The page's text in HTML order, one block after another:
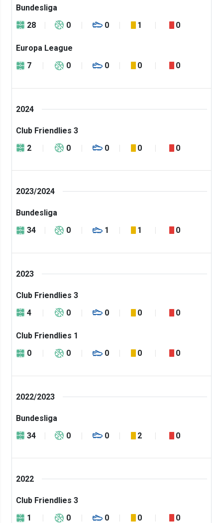
Bundesliga
28
0 0 1 0
Europa League
7
0 0 0 0
2024
Club Friendlies 3
2
0 0 0 0
2023/2024
Bundesliga
34
0 1 1 0
2023
Club Friendlies 3
4
0 0 0 0
Club Friendlies 1
0
0 0 0 0
2022/2023
Bundesliga
34
0 0 2 0
2022
Club Friendlies 3
1
0 0 0 0